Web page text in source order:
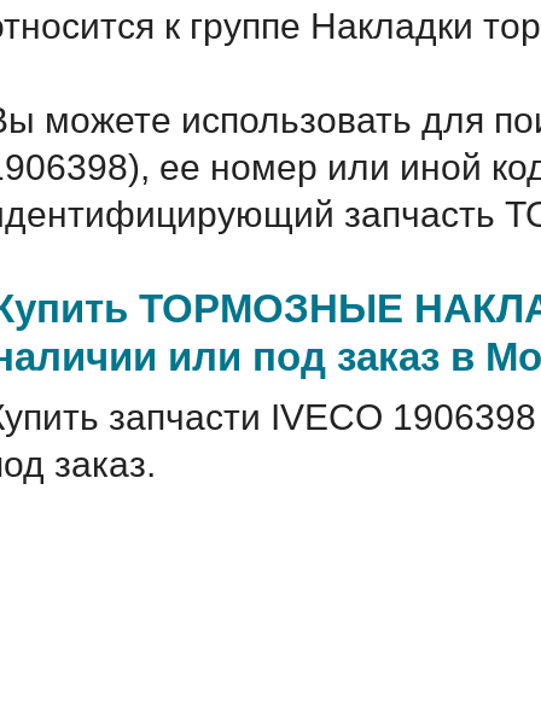
к группе Накладки
можете использовать для
ее номер или иной
ТОРМОЗНЫЕ
или под заказ в
запчасти IVECO
заказ.